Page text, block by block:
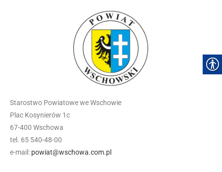
Starostwo Powiatowe we Wschowie
Plac Kosynierów 1c
67-400 Wschowa
tel. 65 540-48-00
e-mail: powiat@wschowa.com.pl